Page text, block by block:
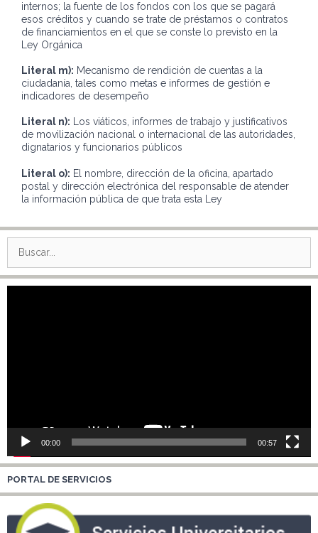
internos; la fuente de los fondos con los que se pagará
esos créditos y cuando se trate de préstamos o contratos
de financiamientos en el que se conste lo previsto en la
Ley Orgánica
Literal m): Mecanismo de rendición de cuentas a la
ciudadanía, tales como metas e informes de gestión e
indicadores de desempeño
Literal n): Los viáticos, informes de trabajo y justificativos
de movilización nacional o internacional de las autoridades,
dignatarios y funcionarios públicos
Literal o): El nombre, dirección de la oficina, apartado
postal y dirección electrónica del responsable de atender
la información pública de que trata esta Ley
Buscar:
00:00 00:57
PORTAL DE SERVICIOS